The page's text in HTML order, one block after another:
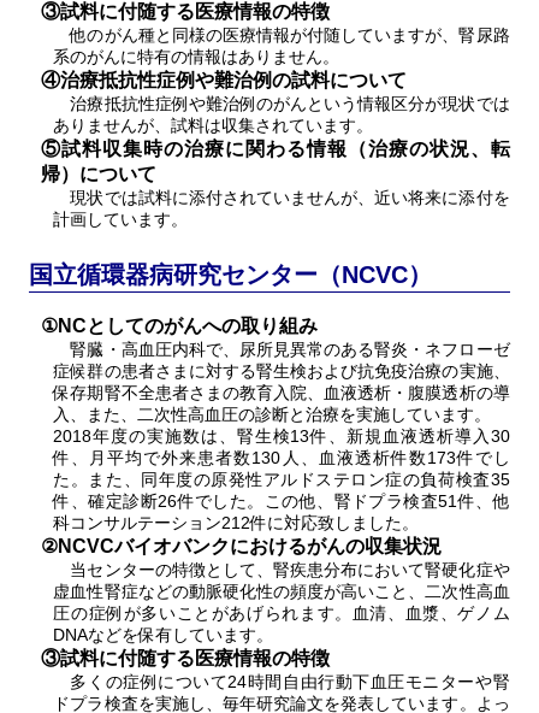
③試料に付随する医療情報の特徴
他のがん種と同様の医療情報が付随していますが、腎尿路
系のがんに特有の情報はありません。
④治療抵抗性症例や難治例の試料について
治療抵抗性症例や難治例のがんという情報区分が現状では
ありませんが、試料は収集されています。
⑤試料収集時の治療に関わる情報（治療の状況、転
帰）について
現状では試料に添付されていませんが、近い将来に添付を
計画しています。
国立循環器病研究センター（NCVC）
①NCとしてのがんへの取り組み
腎臓・高血圧内科で、尿所見異常のある腎炎・ネフローゼ
症候群の患者さまに対する腎生検および抗免疫治療の実施、
保存期腎不全患者さまの教育入院、血液透析・腹膜透析の導
入、また、二次性高血圧の診断と治療を実施しています。
2018年度の実施数は、腎生検13件、新規血液透析導入30
件、月平均で外来患者数130人、血液透析件数173件でし
た。また、同年度の原発性アルドステロン症の負荷検査35
件、確定診断26件でした。この他、腎ドプラ検査51件、他
科コンサルテーション212件に対応致しました。
②NCVCバイオバンクにおけるがんの収集状況
当センターの特徴として、腎疾患分布において腎硬化症や
虚血性腎症などの動脈硬化性の頻度が高いこと、二次性高血
圧の症例が多いことがあげられます。血清、血漿、ゲノム
DNAなどを保有しています。
③試料に付随する医療情報の特徴
多くの症例について24時間自由行動下血圧モニターや腎
ドプラ検査を実施し、毎年研究論文を発表しています。よっ